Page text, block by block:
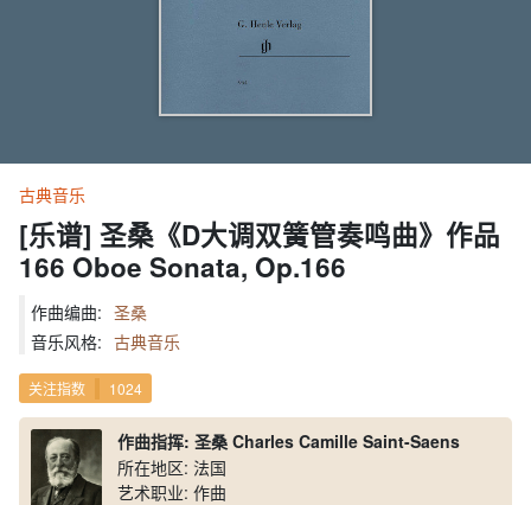
古典音乐
[乐谱] 圣桑《D大调双簧管奏鸣曲》作品
166 Oboe Sonata, Op.166
作曲编曲: 圣桑
音乐风格: 古典音乐
关注指数 1024
作曲指挥: 圣桑 Charles Camille Saint-Saens
所在地区: 法国
艺术职业: 作曲